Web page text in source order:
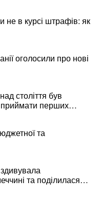
не в курсі штрафів: як
оголосили про нові
століття був
приймати перших
та
та поділилася